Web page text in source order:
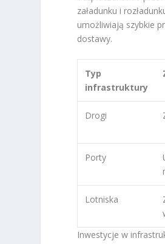
załadunku i
umożliwiają szybkie
dostawy.
Typ
infrastruktury
Drogi
Porty
Lotniska
Inwestycje w